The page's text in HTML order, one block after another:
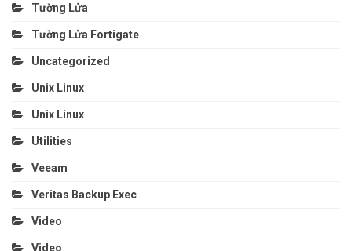
Tường Lửa
Tường Lửa Fortigate
Uncategorized
Unix Linux
Unix Linux
Utilities
Veeam
Veritas Backup Exec
Video
Video